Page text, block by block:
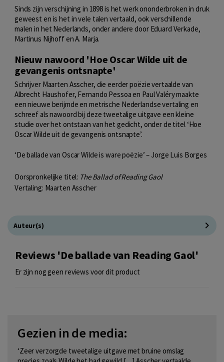
Sinds zijn verschijning in 1898 is het werk ononderbroken in druk
geweest en is het in vele talen vertaald, ook verschillende
malen in het Nederlands, onder andere door Eduard Verkade,
Martinus Nijhoff en A. Marja.
Nieuw nawoord 'Hoe Oscar Wilde uit de
gevangenis ontsnapte'
Schrijver Maarten Asscher, die eerder poëzie vertaalde van
Albrecht Haushofer, Fernando Pessoa en Paul Valéry maakte
een nieuwe berijmde en metrische Nederlandse vertaling en
schreef als nawoord bij deze tweetalige uitgave een kleine
studie over het ontstaan van het gedicht, onder de titel ‘Hoe
Oscar Wilde uit de gevangenis ontsnapte’.
‘De ballade van Oscar Wilde is ware poëzie’ – Jorge Luis Borges
Oorspronkelijke titel: The Ballad of Reading Gaol
Vertaling: Maarten Asscher
Auteur(s)
Reviews 'De ballade van Reading Gaol'
Er zijn nog geen reviews voor dit product
Gezien in de media:
‘Zeer verzorgde tweetalige uitgave met bruine omslag